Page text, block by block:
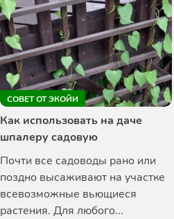
СОВЕТ ОТ ЭКОЙИ
Как использовать на даче
шпалеру садовую
Почти все садоводы рано или
поздно высаживают на участке
всевозможные вьющиеся
растения. Для любого...